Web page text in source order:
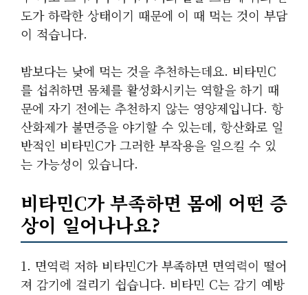
도가 하락한 상태이기 때문에 이 때 먹는 것이 부담
이 적습니다.
밤보다는 낮에 먹는 것을 추천하는데요. 비타민C
를 섭취하면 몸체를 활성화시키는 역할을 하기 때
문에 자기 전에는 추천하지 않는 영양제입니다. 항
산화제가 불면증을 야기할 수 있는데, 항산화로 일
반적인 비타민C가 그러한 부작용을 일으킬 수 있
는 가능성이 있습니다.
비타민C가 부족하면 몸에 어떤 증
상이 일어나나요?
1. 면역력 저하 비타민C가 부족하면 면역력이 떨어
져 감기에 걸리기 쉽습니다. 비타민 C는 감기 예방